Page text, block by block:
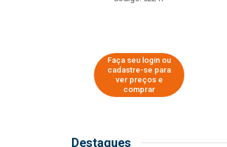
Faça seu login ou
cadastre-se para
ver preços e
comprar
Destaques